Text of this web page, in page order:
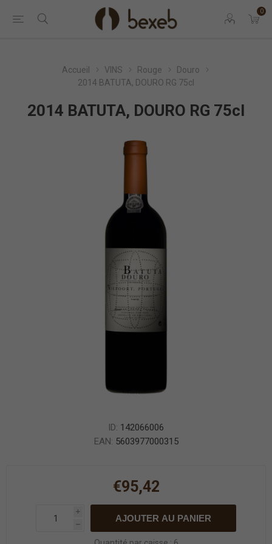
0
Accueil VINS Rouge
Douro
2014 BATUTA, DOURO RG 75cl
2014 BATUTA, DOURO RG 75cl
ID: 142066006
EAN: 5603977000315
€95,42
i
h
AJOUTER AU PANIER